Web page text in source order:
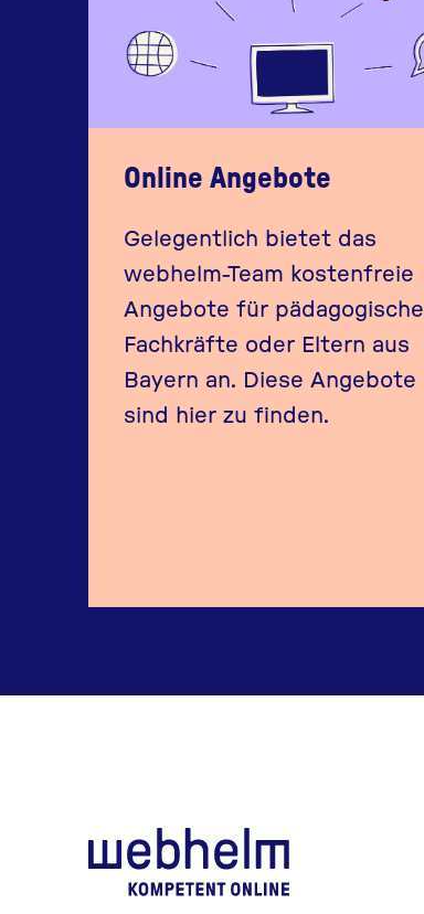
Online Angebote
Gelegentlich bietet das
webhelm-Team kostenfreie
Angebote für pädagogische
Fachkräfte oder Eltern aus
Bayern an. Diese Angebote
sind hier zu finden.